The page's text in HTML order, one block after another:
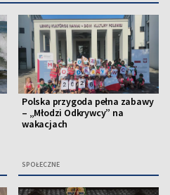
Polska przygoda pełna zabawy
– „Młodzi Odkrywcy” na
wakacjach
SPOŁECZNE